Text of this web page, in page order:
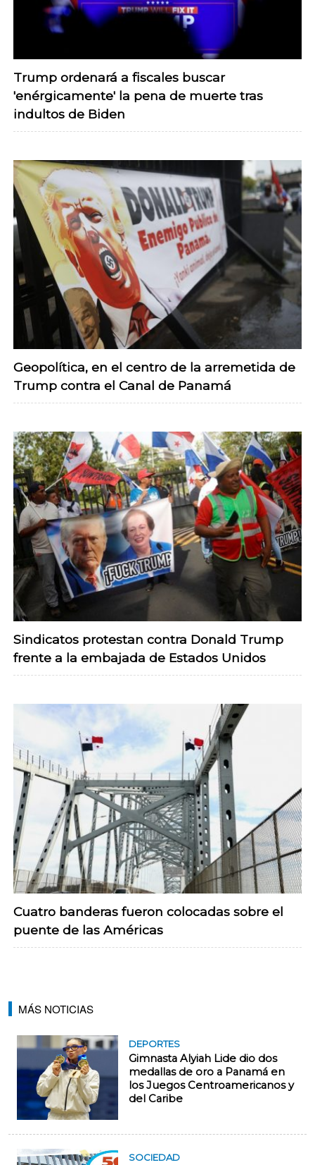
Trump ordenará a fiscales buscar
'enérgicamente' la pena de muerte tras
indultos de Biden
Geopolítica, en el centro de la arremetida de
Trump contra el Canal de Panamá
Sindicatos protestan contra Donald Trump
frente a la embajada de Estados Unidos
Cuatro banderas fueron colocadas sobre el
puente de las Américas
MÁS NOTICIAS
DEPORTES
Gimnasta Alyiah Lide dio dos
medallas de oro a Panamá en
los Juegos Centroamericanos y
del Caribe
SOCIEDAD